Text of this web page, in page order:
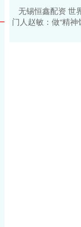
无锡恒鑫配资 世
门人赵敏：做“精